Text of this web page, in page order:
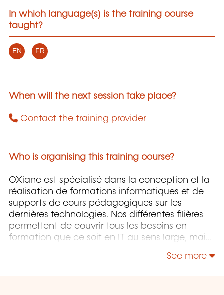
In which language(s) is the training course
taught?
EN FR
When will the next session take place?
Contact the training provider
Who is organising this training course?
OXiane est spécialisé dans la conception et la
réalisation de formations informatiques et de
supports de cours pédagogiques sur les
dernières technologies. Nos différentes filières
permettent de couvrir tous les besoins en
formation que ce soit en IT au sens large, mais
Management, Communication & leadership.
See more